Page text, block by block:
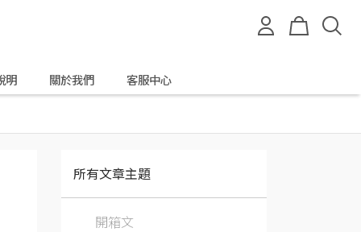
明 關於我們 客服中心
所有文章主題
開箱文